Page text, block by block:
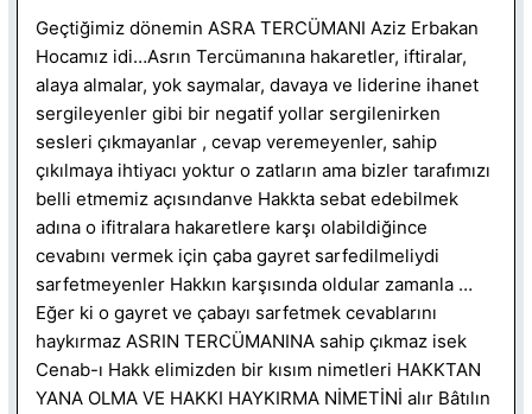
Geçtiğimiz dönemin ASRA TERCÜMANI Aziz Erbakan
Hocamız idi…Asrın Tercümanına hakaretler, iftiralar,
alaya almalar, yok saymalar, davaya ve liderine ihanet
sergileyenler gibi bir negatif yollar sergilenirken
sesleri çıkmayanlar , cevap veremeyenler, sahip
çıkılmaya ihtiyacı yoktur o zatların ama bizler tarafımızı
belli etmemiz açısındanve Hakkta sebat edebilmek
adına o ifitralara hakaretlere karşı olabildiğince
cevabını vermek için çaba gayret sarfedilmeliydi
sarfetmeyenler Hakkın karşısında oldular zamanla …
Eğer ki o gayret ve çabayı sarfetmek cevablarını
haykırmaz ASRIN TERCÜMANINA sahip çıkmaz isek
Cenab-ı Hakk elimizden bir kısım nimetleri HAKKTAN
YANA OLMA VE HAKKI HAYKIRMA NİMETİNİ alır Bâtılın